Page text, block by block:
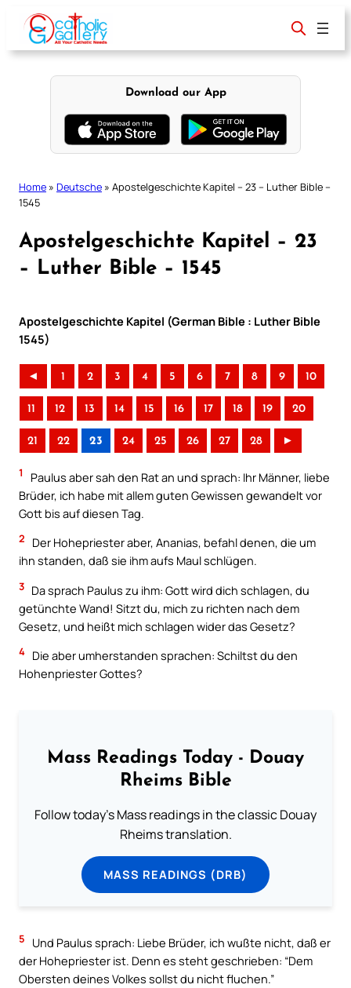
content
Download our App
Home » Deutsche » Apostelgeschichte Kapitel – 23 – Luther Bible –
1545
Apostelgeschichte Kapitel – 23
– Luther Bible – 1545
Apostelgeschichte Kapitel (German Bible : Luther Bible
1545)
◄ 1 2 3 4 5 6 7 8 9 10
11 12 13 14 15 16 17 18 19 20
21 22 23 24 25 26 27 28 ►
1
Paulus aber sah den Rat an und sprach: Ihr Männer, liebe
Brüder, ich habe mit allem guten Gewissen gewandelt vor
Gott bis auf diesen Tag.
2
Der Hohepriester aber, Ananias, befahl denen, die um
ihn standen, daß sie ihm aufs Maul schlügen.
3 Da sprach Paulus zu ihm: Gott wird dich schlagen, du
getünchte Wand! Sitzt du, mich zu richten nach dem
Gesetz, und heißt mich schlagen wider das Gesetz?
4 Die aber umherstanden sprachen: Schiltst du den
Hohenpriester Gottes?
Mass Readings Today - Douay
Rheims Bible
Follow today's Mass readings in the classic Douay
Rheims translation.
MASS READINGS (DRB)
5
Und Paulus sprach: Liebe Brüder, ich wußte nicht, daß er
der Hohepriester ist. Denn es steht geschrieben: “Dem
Obersten deines Volkes sollst du nicht fluchen.”